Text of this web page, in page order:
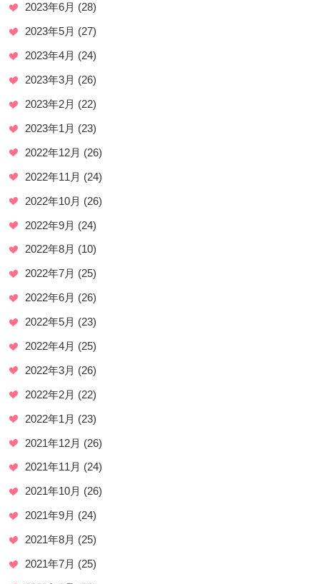
2023年6月 (28)
2023年5月 (27)
2023年4月 (24)
2023年3月 (26)
2023年2月 (22)
2023年1月 (23)
2022年12月 (26)
2022年11月 (24)
2022年10月 (26)
2022年9月 (24)
2022年8月 (10)
2022年7月 (25)
2022年6月 (26)
2022年5月 (23)
2022年4月 (25)
2022年3月 (26)
2022年2月 (22)
2022年1月 (23)
2021年12月 (26)
2021年11月 (24)
2021年10月 (26)
2021年9月 (24)
2021年8月 (25)
2021年7月 (25)